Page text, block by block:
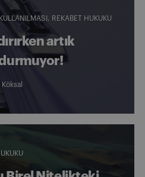
REKABET HUKUKU
artık